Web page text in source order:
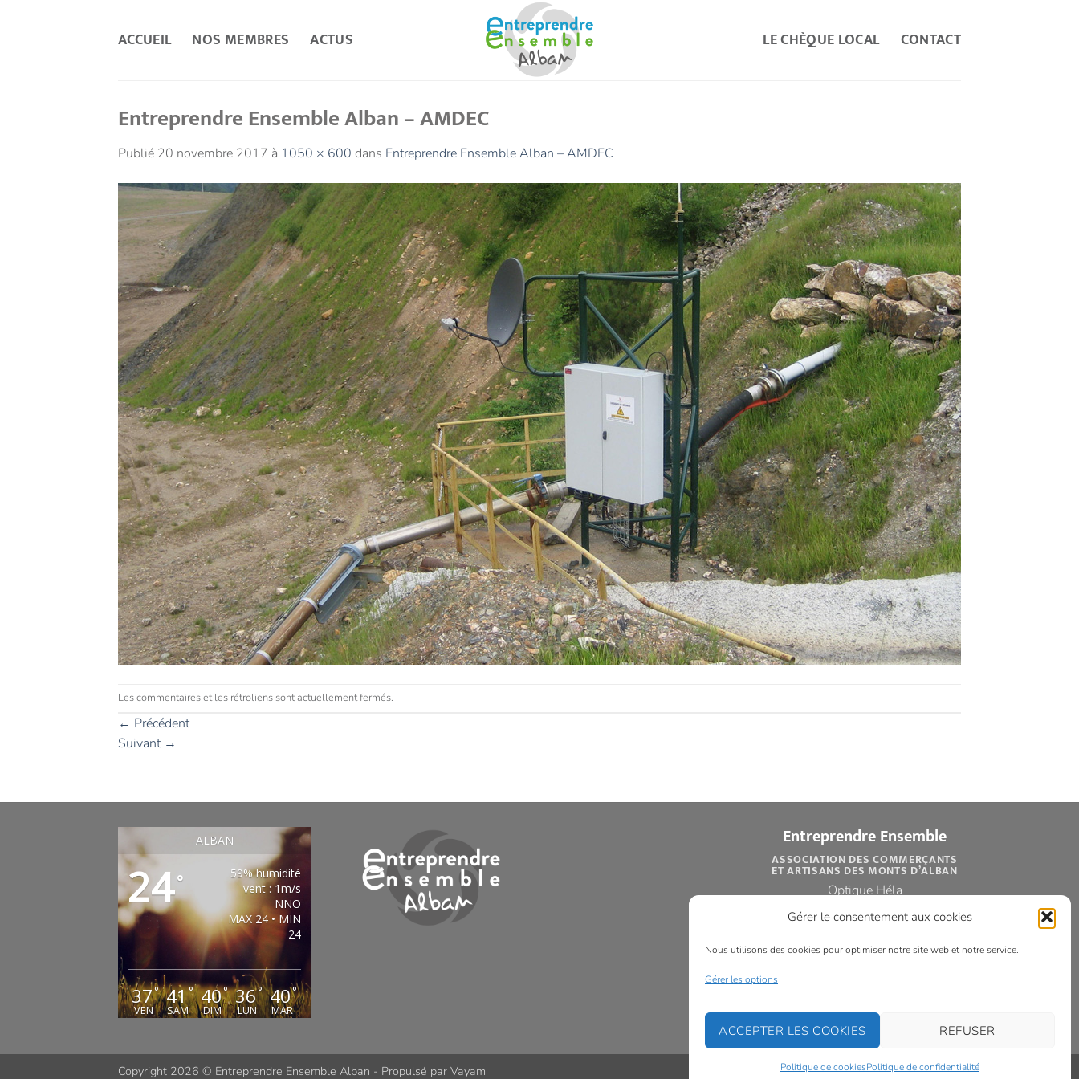
Gérer le consentement aux cookies
Nous utilisons des cookies pour optimiser notre site web et notre service.
Gérer les options
ACCEPTER LES COOKIES REFUSER
Politique de cookiesPolitique de confidentialité
ACCUEIL NOS MEMBRES ACTUS LE CHÈQUE LOCAL CONTACT
Entreprendre Ensemble Alban – AMDEC
Publié 20 novembre 2017 à 1050 × 600 dans Entreprendre Ensemble Alban – AMDEC
Les commentaires et les rétroliens sont actuellement fermés.
← Précédent
Suivant →
ALBAN
24°
59% humidité
vent : 1m/s
NNO
MAX 24 • MIN
24
37°
VEN
41°
SAM
40°
DIM
36°
LUN
40°
MAR
Entreprendre Ensemble
ASSOCIATION DES COMMERÇANTS
ET ARTISANS DES MONTS D’ALBAN
Optique Héla
33 avenue d’Albi
81250 ALBAN
Tél : 05 63 47 75 79
entreprendreensemble81@gmail.com
Copyright 2026 © Entreprendre Ensemble Alban - Propulsé par Vayam